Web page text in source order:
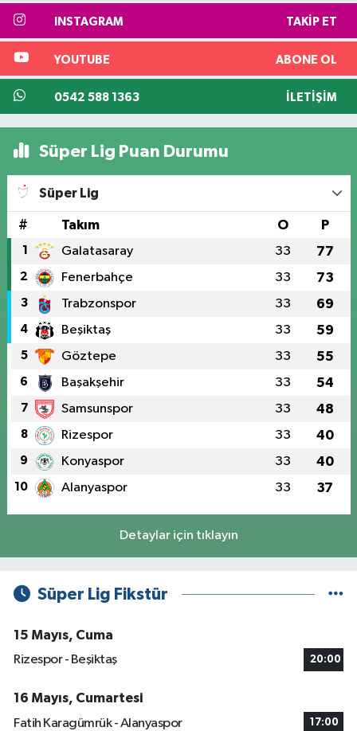
INSTAGRAM TAKIP ET
YOUTUBE ABONE OL
0542 588 1363 İLETIŞIM
Süper Lig Puan Durumu
Süper Lig
# Takım O P
1 Galatasaray 33 77
2 Fenerbahçe 33 73
3 Trabzonspor 33 69
4 Beşiktaş 33 59
5 Göztepe 33 55
6 Başakşehir 33 54
7 Samsunspor 33 48
8 Rizespor 33 40
9 Konyaspor 33 40
10 Alanyaspor 33 37
Detaylar için tıklayın
Süper Lig Fikstür
15 Mayıs, Cuma
Rizespor - Beşiktaş
20:00
16 Mayıs, Cumartesi
Fatih Karagümrük - Alanyaspor
17:00